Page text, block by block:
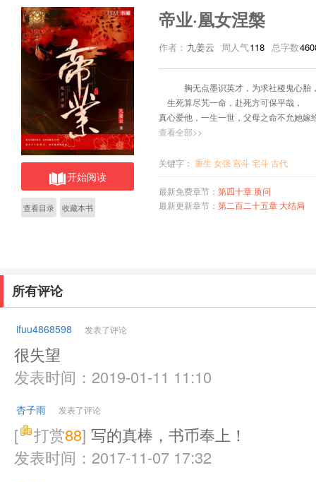
开始阅读
查看目录 收藏本书
帝业·凰女涅槃
作者： 九姜云 周人气118 总字数
胸无点墨识英才，为求社稷鬼
生死算尽艽一命，赴死方可保平哉
真心爱他，一生一世，父母之命不允她
此世，非她不可，可却杀她亲女，让
毒妇，叛国、不忠、不孝、不义。
谢苍天给她重活一次的机会，让她浴血
依清算，看着那些人在她眼前生不如死！
查看全部>>
关键字： 重生 女强宫斗宅斗古代
最新免费章节： 第四十章 质问
最新更新章节： 第二百二十五章 大结局
所有评论
ifuu4868598 发表了评论
很失望
发表时间：2019-01-11 11:10
杏子雨 发表了评论
[ 打赏88] 写的真棒，书币奉上！
发表时间：2017-11-07 17:32